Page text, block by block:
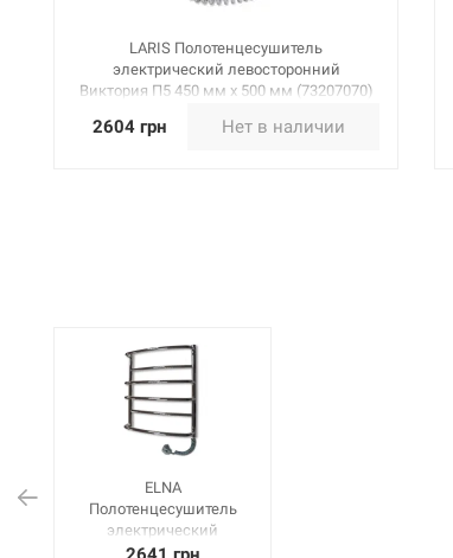
LARIS Полотенцесушитель
электрический левосторонний
Виктория П5 450 мм х 500 мм (73207070)
2604 грн Нет в наличии
ELNA
Полотенцесушитель
электрический
правосторонний с РЕГ